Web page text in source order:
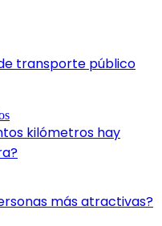
transporte público
kilómetros hay
más atractivas?